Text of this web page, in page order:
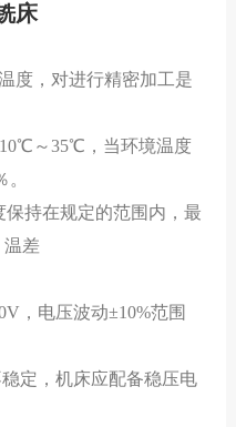
床
度，对进行精密加工是
～35℃，当环境温度
持在规定的范围内，最
差
，电压波动±10%范围
定，机床应配备稳压电